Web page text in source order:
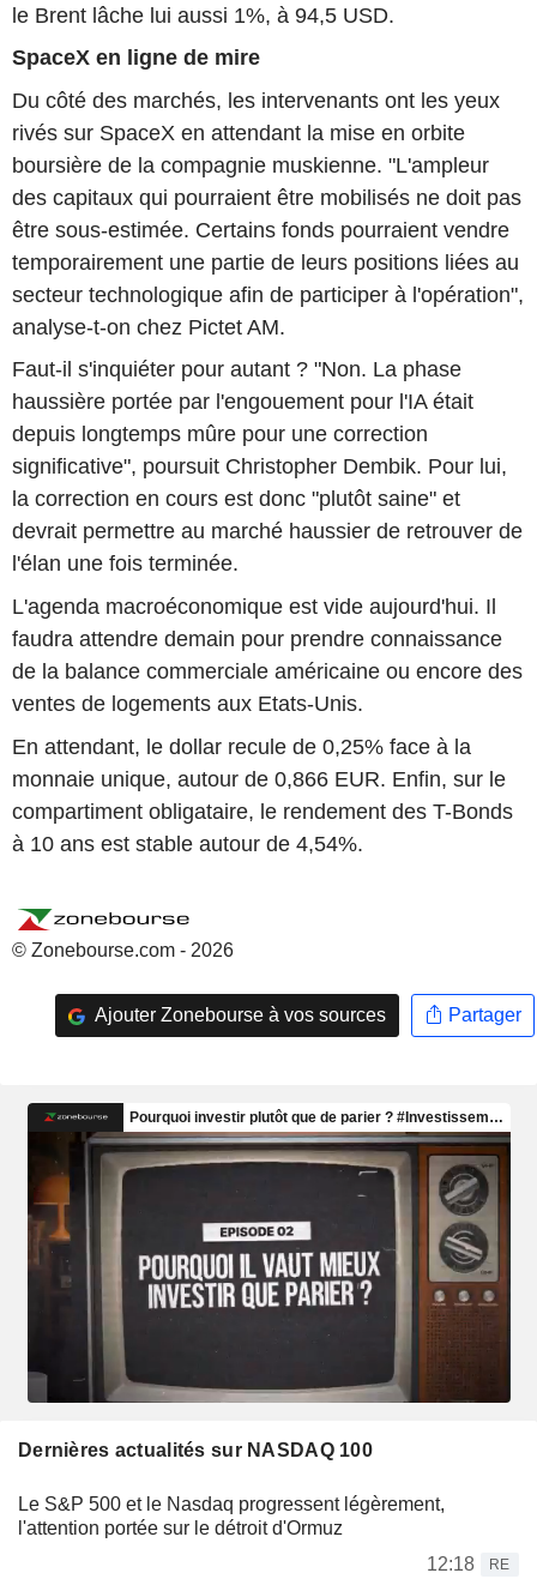
le Brent lâche lui aussi 1%, à 94,5 USD.
SpaceX en ligne de mire
Du côté des marchés, les intervenants ont les yeux
rivés sur SpaceX en attendant la mise en orbite
boursière de la compagnie muskienne. "L'ampleur
des capitaux qui pourraient être mobilisés ne doit pas
être sous-estimée. Certains fonds pourraient vendre
temporairement une partie de leurs positions liées au
secteur technologique afin de participer à l'opération",
analyse-t-on chez Pictet AM.
Faut-il s'inquiéter pour autant ? "Non. La phase
haussière portée par l'engouement pour l'IA était
depuis longtemps mûre pour une correction
significative", poursuit Christopher Dembik. Pour lui,
la correction en cours est donc "plutôt saine" et
devrait permettre au marché haussier de retrouver de
l'élan une fois terminée.
L'agenda macroéconomique est vide aujourd'hui. Il
faudra attendre demain pour prendre connaissance
de la balance commerciale américaine ou encore des
ventes de logements aux Etats-Unis.
En attendant, le dollar recule de 0,25% face à la
monnaie unique, autour de 0,866 EUR. Enfin, sur le
compartiment obligataire, le rendement des T-Bonds
à 10 ans est stable autour de 4,54%.
© Zonebourse.com - 2026
Ajouter Zonebourse à vos sources Partager
Dernières actualités sur NASDAQ 100
Le S&P 500 et le Nasdaq progressent légèrement,
l'attention portée sur le détroit d'Ormuz
12:18
RE